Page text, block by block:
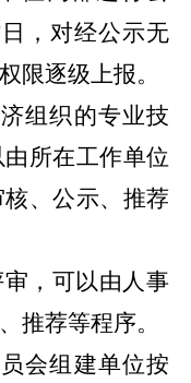
，对经公示无
限逐级上报。
组织的专业技
所在工作单位
、公示、推荐
，可以由人事
推荐等程序。
会组建单位按